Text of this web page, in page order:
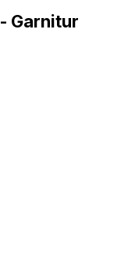
Garnitur